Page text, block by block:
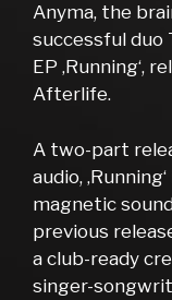
Anyma, the
successful duo
EP ‚Running‘,
Afterlife.
A two-part
audio,
magnetic
previous
a club-ready
singer-